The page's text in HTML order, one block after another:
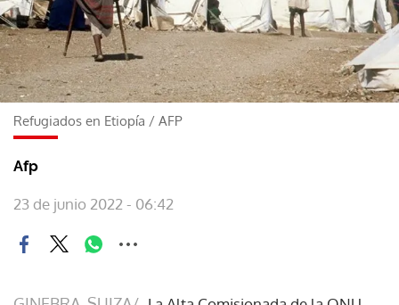
Refugiados en Etiopía / AFP
Afp
23 de junio 2022 - 06:42